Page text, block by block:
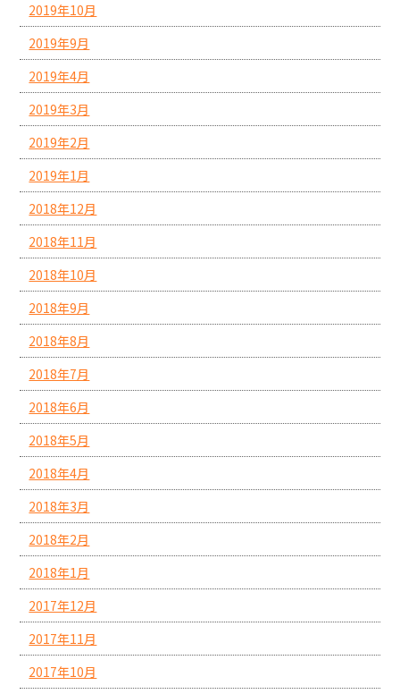
2019年10月
2019年9月
2019年4月
2019年3月
2019年2月
2019年1月
2018年12月
2018年11月
2018年10月
2018年9月
2018年8月
2018年7月
2018年6月
2018年5月
2018年4月
2018年3月
2018年2月
2018年1月
2017年12月
2017年11月
2017年10月